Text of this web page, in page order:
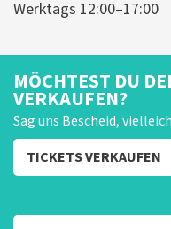
Werktags 12:00–17:00
MÖCHTEST DU
VERKAUFEN?
Sag uns Bescheid,
TICKETS VERKAUFEN